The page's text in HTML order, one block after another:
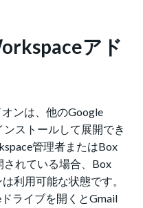
アド
ンは、他のGoogle
ストールして展開でき
管理者またはBox
れている場合、Box
利用可能な状態です。
ライブを開くとGmail